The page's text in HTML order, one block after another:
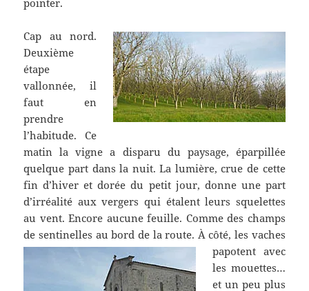
pointer.
Cap au nord.
Deuxième
étape
vallonnée, il
faut en
prendre
l’habitude. Ce
matin la vigne a disparu du paysage, éparpillée
quelque part dans la nuit. La lumière, crue de cette
fin d’hiver et dorée du petit jour, donne une part
d’irréalité aux vergers qui étalent leurs squelettes
au vent. Encore aucune feuille. Comme des champs
de sentinelles au bord de la route. À côté, les vaches
papotent avec
les mouettes…
et un peu plus